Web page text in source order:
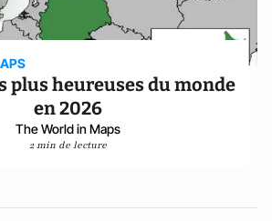
plus heureuses du monde
en 2026
The World in Maps
2 min de lecture